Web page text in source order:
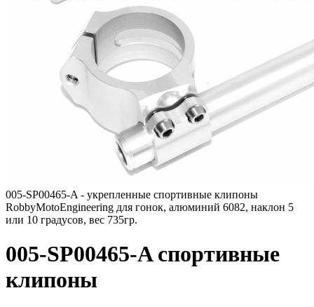
005-SP00465-A - укрепленные спортивные клипоны
RobbyMotoEngineering для гонок, алюминий 6082, наклон 5
или 10 градусов, вес 735гр.
005-SP00465-A спортивные
клипоны